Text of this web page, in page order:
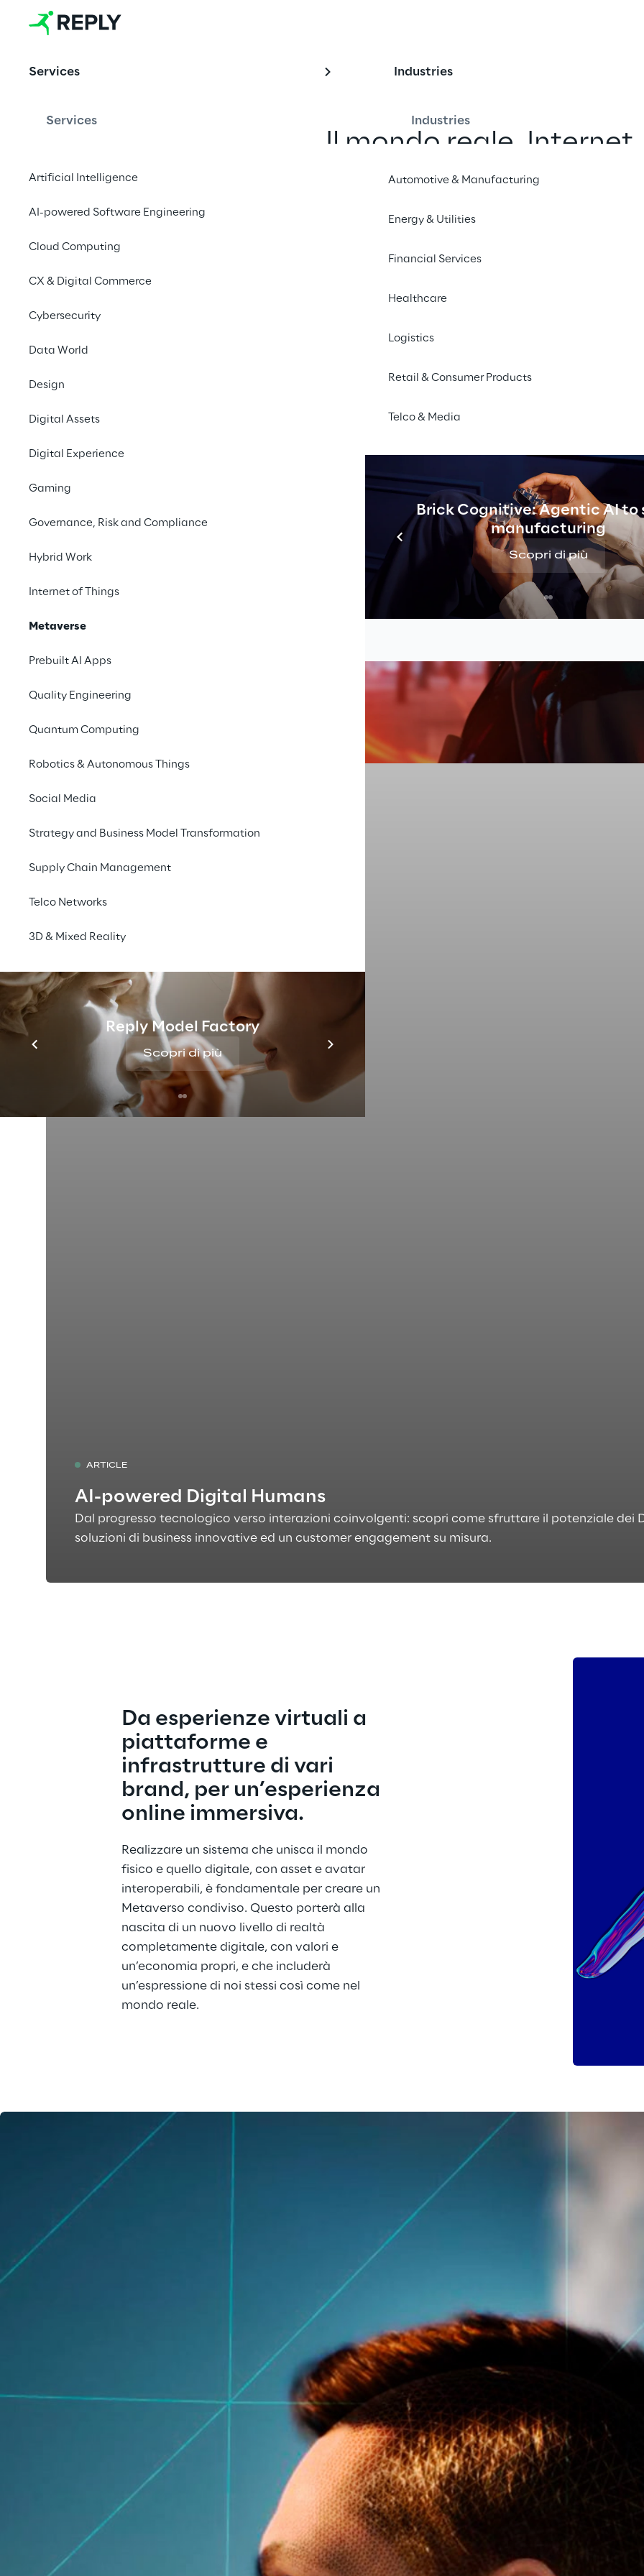
Services
Services
Artificial Intelligence
AI-powered Software Engineering
Cloud Computing
CX & Digital Commerce
Cybersecurity
Data World
Design
Digital Assets
Digital Experience
Gaming
Governance, Risk and Compliance
Hybrid Work
Internet of Things
Metaverse
Prebuilt AI Apps
Quality Engineering
Quantum Computing
Robotics & Autonomous Things
Social Media
Strategy and Business Model Transformation
Supply Chain Management
Telco Networks
3D & Mixed Reality
Reply Model Factory
Scopri di più
Industries
Industries
Automotive & Manufacturing
Energy & Utilities
Financial Services
Healthcare
Logistics
Retail & Consumer Products
Telco & Media
Brick Cognitive: Agentic AI to
manufacturing
Scopri di più
Metav
erse
Il mondo reale. Internet.
Il Metaverso.
ARTICLE
AI-powered Digital Humans
Dal progresso tecnologico verso interazioni coinvolgenti: scopri come sfruttare il potenziale dei
soluzioni di business innovative ed un customer engagement su misura.
Da esperienze virtuali a
piattaforme e
infrastrutture di vari
brand, per un’esperienza
online immersiva.
Realizzare un sistema che unisca il mondo
fisico e quello digitale, con asset e avatar
interoperabili, è fondamentale per creare un
Metaverso condiviso. Questo porterà alla
nascita di un nuovo livello di realtà
completamente digitale, con valori e
un’economia propri, e che includerà
un’espressione di noi stessi così come nel
mondo reale.